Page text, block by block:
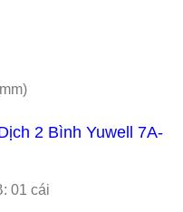
2 Bình Yuwell 7A-
01 cái